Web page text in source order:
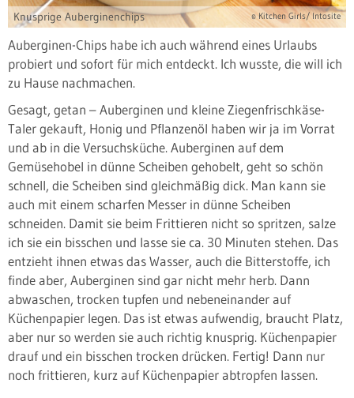
Knusprige Auberginenchips © Kitchen Girls/ Intosite
Auberginen-Chips habe ich auch während eines Urlaubs
probiert und sofort für mich entdeckt. Ich wusste, die will ich
zu Hause nachmachen.
Gesagt, getan – Auberginen und kleine Ziegenfrischkäse-
Taler gekauft, Honig und Pflanzenöl haben wir ja im Vorrat
und ab in die Versuchsküche. Auberginen auf dem
Gemüsehobel in dünne Scheiben gehobelt, geht so schön
schnell, die Scheiben sind gleichmäßig dick. Man kann sie
auch mit einem scharfen Messer in dünne Scheiben
schneiden. Damit sie beim Frittieren nicht so spritzen, salze
ich sie ein bisschen und lasse sie ca. 30 Minuten stehen. Das
entzieht ihnen etwas das Wasser, auch die Bitterstoffe, ich
finde aber, Auberginen sind gar nicht mehr herb. Dann
abwaschen, trocken tupfen und nebeneinander auf
Küchenpapier legen. Das ist etwas aufwendig, braucht Platz,
aber nur so werden sie auch richtig knusprig. Küchenpapier
drauf und ein bisschen trocken drücken. Fertig! Dann nur
noch frittieren, kurz auf Küchenpapier abtropfen lassen.